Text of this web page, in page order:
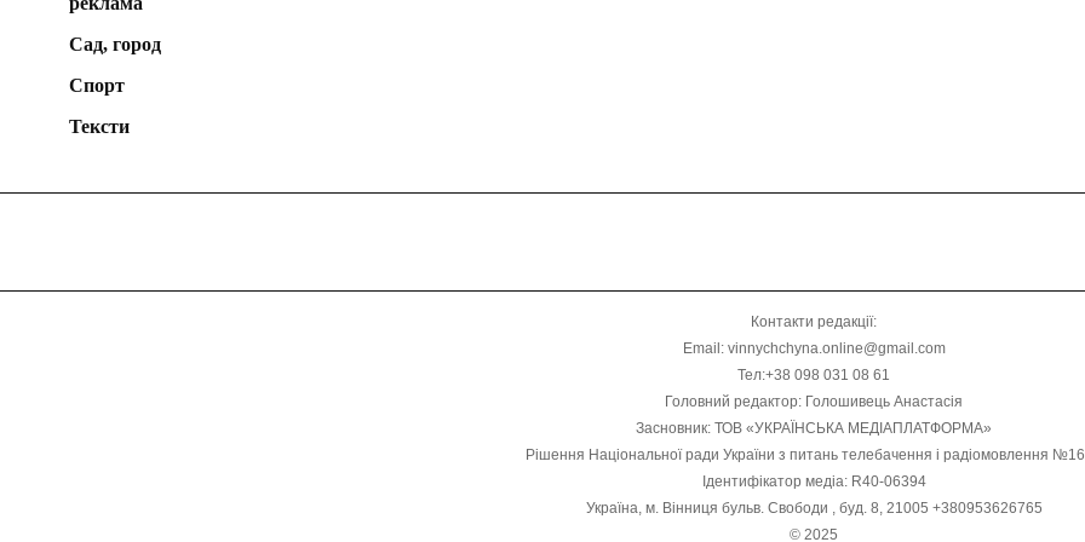
Сад, город
Спорт
Тексти
Контакти редакції:
Email: vinnychchyna.online@gmail.com
Тел:+38 098 031 08 61
Головний редактор: Голошивець Анастасія
Засновник: ТОВ «УКРАЇНСЬКА МЕДІАПЛАТФОРМА»
Рішення Національної ради України з питань телебачення і радіомовлення
Ідентифікатор медіа: R40-06394
Україна, м. Вінниця бульв. Свободи , буд. 8, 21005 +380953626765
© 2025